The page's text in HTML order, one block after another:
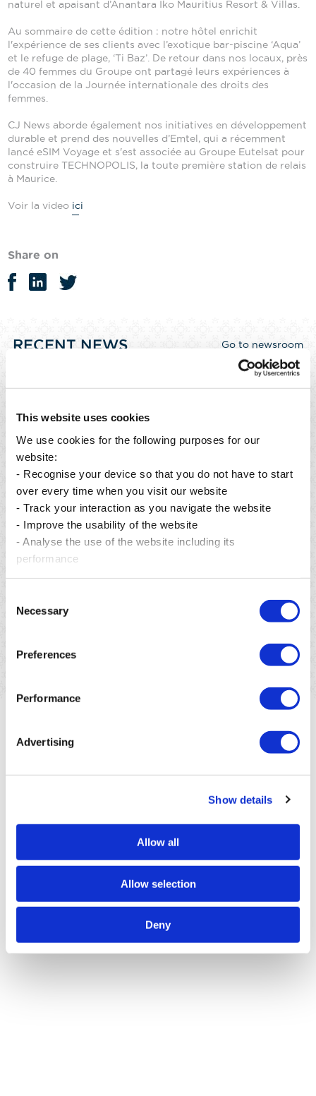
This website uses cookies
We use cookies for the following purposes for our
website:
- Recognise your device so that you do not have to start
over every time when you visit our website
- Track your interaction as you navigate the website
- Improve the usability of the website
- Analyse the use of the website including its
performance
Selection
Necessary
Preferences
Performance
Advertising
Show details
Allow all
Allow selection
Deny
naturel et apaisant d’Anantara Iko Mauritius Resort & Villas.
Au sommaire de cette édition : notre hôtel enrichit
l'expérience de ses clients avec l’exotique bar-piscine ‘Aqua’
et le refuge de plage, ‘Ti Baz’. De retour dans nos locaux, près
de 40 femmes du Groupe ont partagé leurs expériences à
l'occasion de la Journée internationale des droits des
femmes.
CJ News aborde également nos initiatives en développement
durable et prend des nouvelles d’Emtel, qui a récemment
lancé eSIM Voyage et s'est associée au Groupe Eutelsat pour
construire TECHNOPOLIS, la toute première station de relais
à Maurice.
Voir la video ici
Share on
RECENT NEWS Go to newsroom
future for Mauritius.